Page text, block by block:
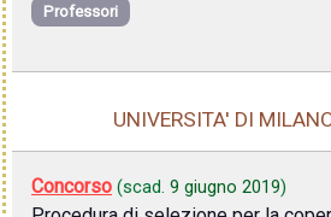
Professori
UNIVERSITA' DI
Concorso (scad. 9 giugno 2019)